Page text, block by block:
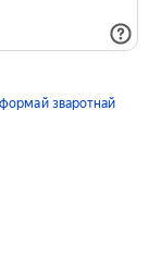
формай зваротнай